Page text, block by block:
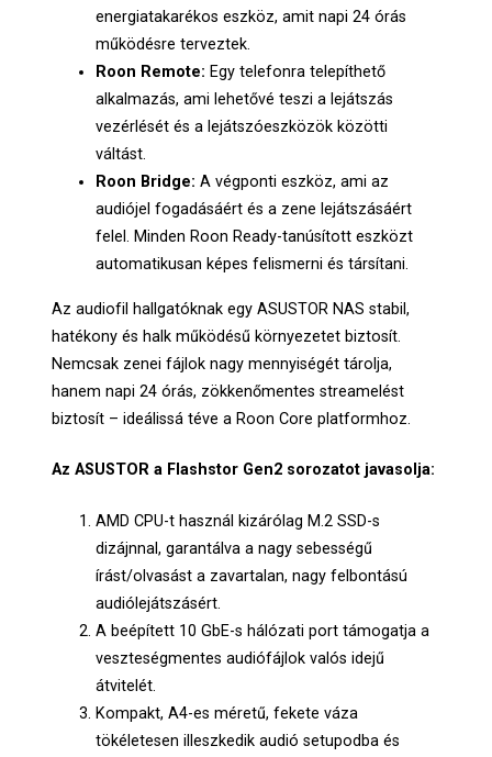
energiatakarékos eszköz, amit napi 24 órás
működésre terveztek.
Roon Remote: Egy telefonra telepíthető
alkalmazás, ami lehetővé teszi a lejátszás
vezérlését és a lejátszóeszközök közötti
váltást.
Roon Bridge: A végponti eszköz, ami az
audiójel fogadásáért és a zene lejátszásáért
felel. Minden Roon Ready-tanúsított eszközt
automatikusan képes felismerni és társítani.
Az audiofil hallgatóknak egy ASUSTOR NAS stabil,
hatékony és halk működésű környezetet biztosít.
Nemcsak zenei fájlok nagy mennyiségét tárolja,
hanem napi 24 órás, zökkenőmentes streamelést
biztosít – ideálissá téve a Roon Core platformhoz.
Az ASUSTOR a Flashstor Gen2 sorozatot javasolja:
AMD CPU-t használ kizárólag M.2 SSD-s
dizájnnal, garantálva a nagy sebességű
írást/olvasást a zavartalan, nagy felbontású
audiólejátszásért.
A beépített 10 GbE-s hálózati port támogatja a
veszteségmentes audiófájlok valós idejű
átvitelét.
Kompakt, A4-es méretű, fekete váza
tökéletesen illeszkedik audió setupodba és